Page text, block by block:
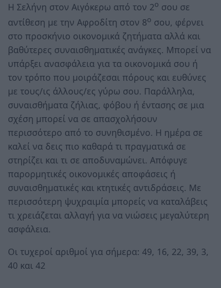
Η Σελήνη στον Αιγόκερω από τον 2ο σου σε
αντίθεση με την Αφροδίτη στον 8ο σου, φέρνει
στο προσκήνιο οικονομικά ζητήματα αλλά και
βαθύτερες συναισθηματικές ανάγκες. Μπορεί να
υπάρξει ανασφάλεια για τα οικονομικά σου ή
τον τρόπο που μοιράζεσαι πόρους και ευθύνες
με τους/ις άλλους/ες γύρω σου. Παράλληλα,
συναισθήματα ζήλιας, φόβου ή έντασης σε μια
σχέση μπορεί να σε απασχολήσουν
περισσότερο από το συνηθισμένο. Η ημέρα σε
καλεί να δεις πιο καθαρά τι πραγματικά σε
στηρίζει και τι σε αποδυναμώνει. Απόφυγε
παρορμητικές οικονομικές αποφάσεις ή
συναισθηματικές και κτητικές αντιδράσεις. Με
περισσότερη ψυχραιμία μπορείς να καταλάβεις
τι χρειάζεται αλλαγή για να νιώσεις μεγαλύτερη
ασφάλεια.
Οι τυχεροί αριθμοί για σήμερα: 49, 16, 22, 39, 3,
40 και 42